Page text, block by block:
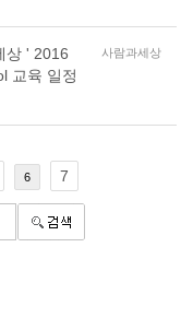
상 ' 2016
교육 일정
사람과세상
6 7